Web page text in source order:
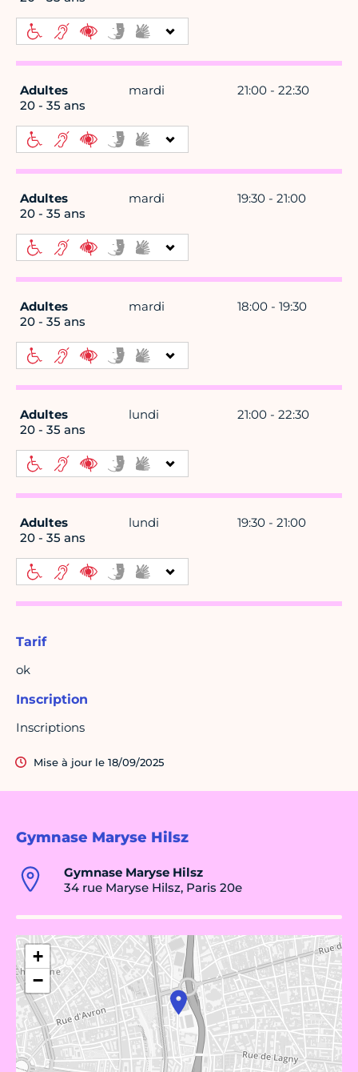
Gymnase Maryse Hilsz
Gymnase Maryse Hilsz
34 rue Maryse Hilsz, Paris 20e
+
−
Adultes
20 - 35 ans
mardi 21:00 - 22:30
Adultes
20 - 35 ans
mardi 19:30 - 21:00
Adultes
20 - 35 ans
mardi 18:00 - 19:30
Adultes
20 - 35 ans
lundi 21:00 - 22:30
Adultes
20 - 35 ans
lundi 19:30 - 21:00
Tarif
ok
Inscription
Inscriptions
Mise à jour le 18/09/2025